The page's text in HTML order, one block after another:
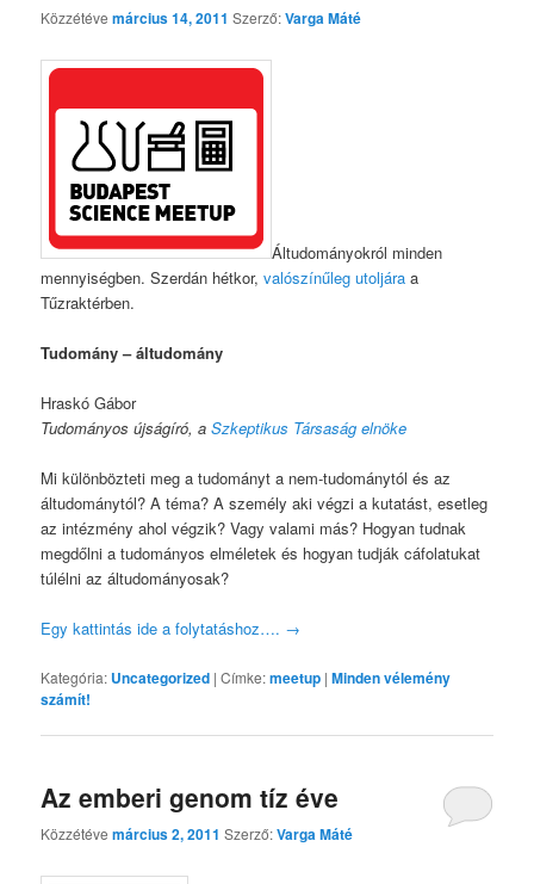
Közzétévemárcius 14, 2011 Szerző:Varga Máté
Áltudományokról minden
mennyiségben. Szerdán hétkor,valószínűleg utoljára a
Tűzraktérben.
Tudomány – áltudomány
Hraskó Gábor
Tudományos újságíró, aSzkeptikus Társaság elnöke
Mi különbözteti meg a tudományt a nem-tudománytól és az
áltudománytól? A téma? A személy aki végzi a kutatást, esetleg
az intézmény ahol végzik? Vagy valami más? Hogyan tudnak
megdőlni a tudományos elméletek és hogyan tudják cáfolatukat
túlélni az áltudományosak?
Egy kattintás ide a folytatáshoz…. →
Kategória: Uncategorized |Címke:meetup |Minden vélemény
számít!
Az emberi genom tíz éve
Közzétévemárcius 2, 2011 Szerző:Varga Máté